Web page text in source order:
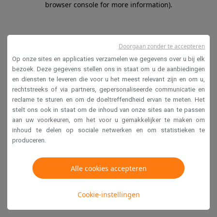
browser console for more information).
Op onze sites en applicaties verzamelen we gegevens over u bij elk
bezoek. Deze gegevens stellen ons in staat om u de aanbiedingen
en diensten te leveren die voor u het meest relevant zijn en om u,
rechtstreeks of via partners, gepersonaliseerde communicatie en
reclame te sturen en om de doeltreffendheid ervan te meten. Het
stelt ons ook in staat om de inhoud van onze sites aan te passen
aan uw voorkeuren, om het voor u gemakkelijker te maken om
inhoud te delen op sociale netwerken en om statistieken te
produceren.
Alle cookies accepteren
Cookie-instellingen
Doorgaan zonder te accepteren